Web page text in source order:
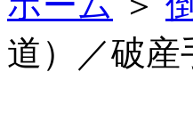
道）／破産